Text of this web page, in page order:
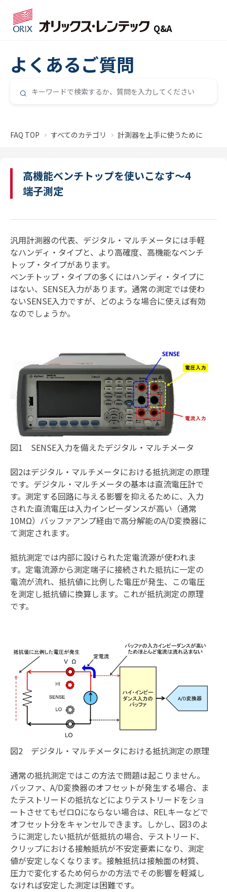
Q&A
よくあるご質問
FAQ TOP すべてのカテゴリ 計測器を上手に使うために
高機能ベンチトップを使いこなす～4
端子測定
汎用計測器の代表、デジタル・マルチメータには手軽
なハンディ・タイプと、より高確度、高機能なベンチ
トップ・タイプがあります。
ベンチトップ・タイプの多くにはハンディ・タイプに
はない、SENSE入力があります。通常の測定では使わ
ないSENSE入力ですが、どのような場合に使えば有効
なのでしょうか。
図1 SENSE入力を備えたデジタル・マルチメータ
図2はデジタル・マルチメータにおける抵抗測定の原理
です。デジタル・マルチメータの基本は直流電圧計で
す。測定する回路に与える影響を抑えるために、入力
された直流電圧は入力インピーダンスが高い（通常
10MΩ）バッファアンプ経由で高分解能のA/D変換器に
て測定されます。
抵抗測定では内部に設けられた定電流源が使われま
す。定電流源から測定端子に接続された抵抗に一定の
電流が流れ、抵抗値に比例した電圧が発生、この電圧
を測定し抵抗値に換算します。これが抵抗測定の原理
です。
図2 デジタル・マルチメータにおける抵抗測定の原理
通常の抵抗測定ではこの方法で問題は起こりません。
バッファ、A/D変換器のオフセットが発生する場合、ま
たテストリードの抵抗などによりテストリードをショ
ートさせてもゼロΩにならない場合は、RELキーなどで
オフセット分をキャンセルできます。しかし、図3のよ
うに測定したい抵抗が低抵抗の場合、テストリード、
クリップにおける接触抵抗が不安定要素になり、測定
値が安定しなくなります。接触抵抗は接触面の材質、
圧力で変化するため何らかの方法でその影響を軽減し
なければ安定した測定は困難です。